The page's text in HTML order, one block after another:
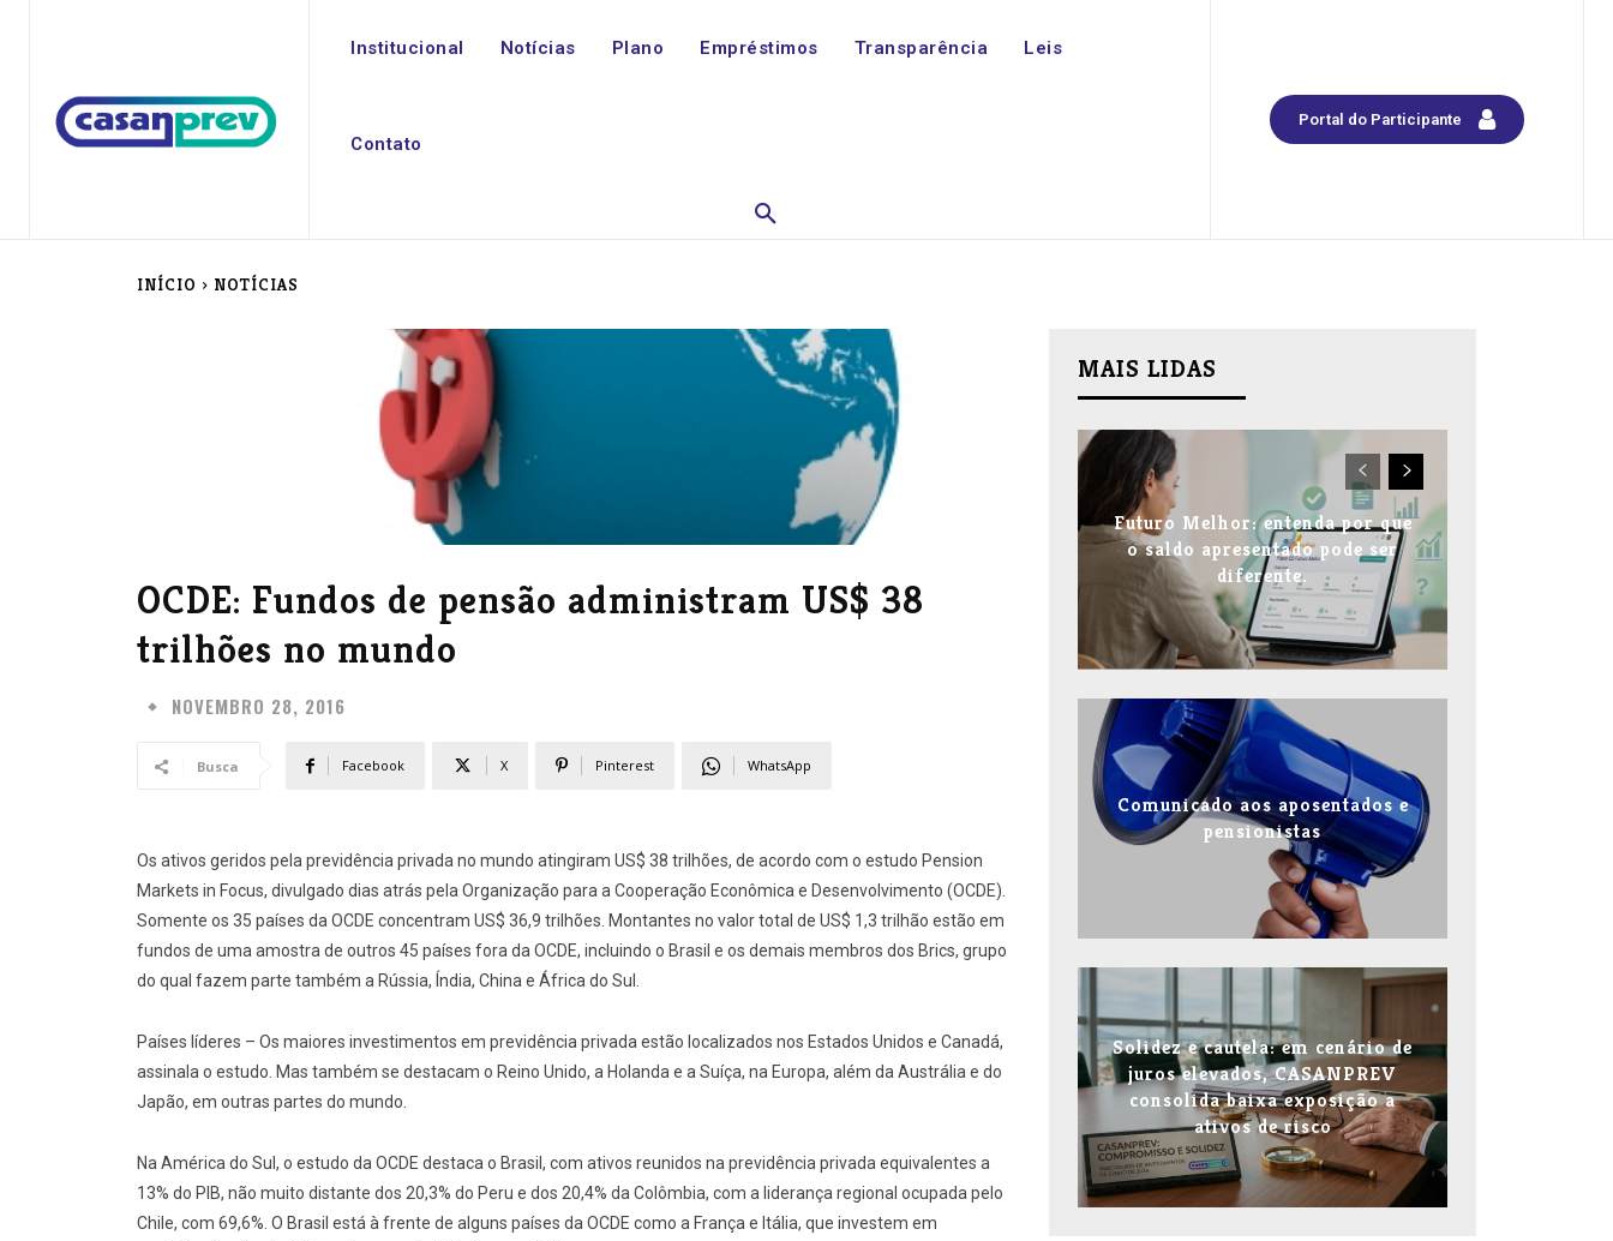
Institucional Notícias Plano Empréstimos Transparência Leis
Contato
Portal do Participante
INÍCIO NOTÍCIAS
OCDE: Fundos de pensão administram US$ 38
trilhões no mundo
NOVEMBRO 28, 2016
Busca Facebook X Pinterest WhatsApp
Os ativos geridos pela previdência privada no mundo atingiram US$ 38 trilhões, de acordo com o estudo Pension
Markets in Focus, divulgado dias atrás pela Organização para a Cooperação Econômica e Desenvolvimento (OCDE).
Somente os 35 países da OCDE concentram US$ 36,9 trilhões. Montantes no valor total de US$ 1,3 trilhão estão em
fundos de uma amostra de outros 45 países fora da OCDE, incluindo o Brasil e os demais membros dos Brics, grupo
do qual fazem parte também a Rússia, Índia, China e África do Sul.
Países líderes – Os maiores investimentos em previdência privada estão localizados nos Estados Unidos e Canadá,
assinala o estudo. Mas também se destacam o Reino Unido, a Holanda e a Suíça, na Europa, além da Austrália e do
Japão, em outras partes do mundo.
Na América do Sul, o estudo da OCDE destaca o Brasil, com ativos reunidos na previdência privada equivalentes a
13% do PIB, não muito distante dos 20,3% do Peru e dos 20,4% da Colômbia, com a liderança regional ocupada pelo
Chile, com 69,6%. O Brasil está à frente de alguns países da OCDE como a França e Itália, que investem em
MAIS LIDAS
Futuro Melhor: entenda por que
o saldo apresentado pode ser
diferente.
Comunicado aos aposentados e
pensionistas
Solidez e cautela: em cenário de
juros elevados, CASANPREV
consolida baixa exposição a
ativos de risco